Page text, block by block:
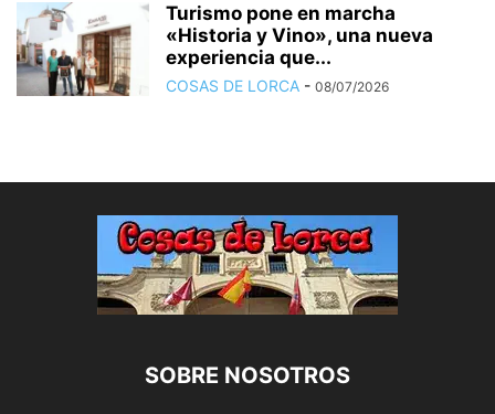
Turismo pone en marcha
«Historia y Vino», una nueva
experiencia que...
COSAS DE LORCA - 08/07/2026
SOBRE NOSOTROS